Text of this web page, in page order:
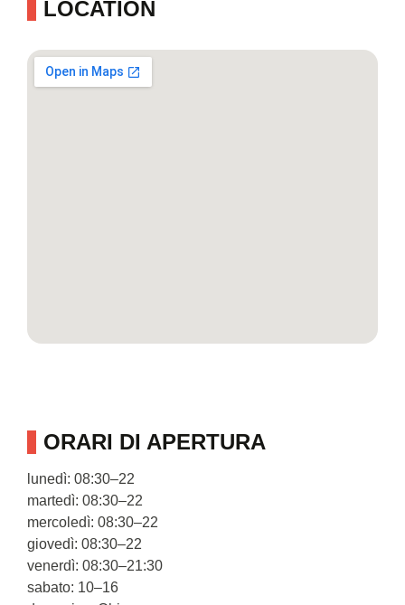
LOCATION
ORARI DI APERTURA
lunedì: 08:30–22
martedì: 08:30–22
mercoledì: 08:30–22
giovedì: 08:30–22
venerdì: 08:30–21:30
sabato: 10–16